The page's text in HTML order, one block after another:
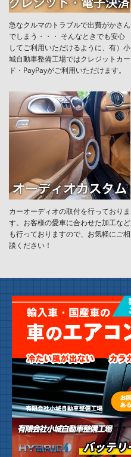
急なクルマのトラブルで出費がかさん
でしまう・・・ そんなときでも安心
してご利用いただけるように、有）小
城自動車整備工場ではクレジットカー
ド・PayPayがご利用いただけます。
カーオーディオの取付を行っておりま
す。お客様の愛車に合わせた加工など
も行っておりますので、お気軽にご相
談ください！